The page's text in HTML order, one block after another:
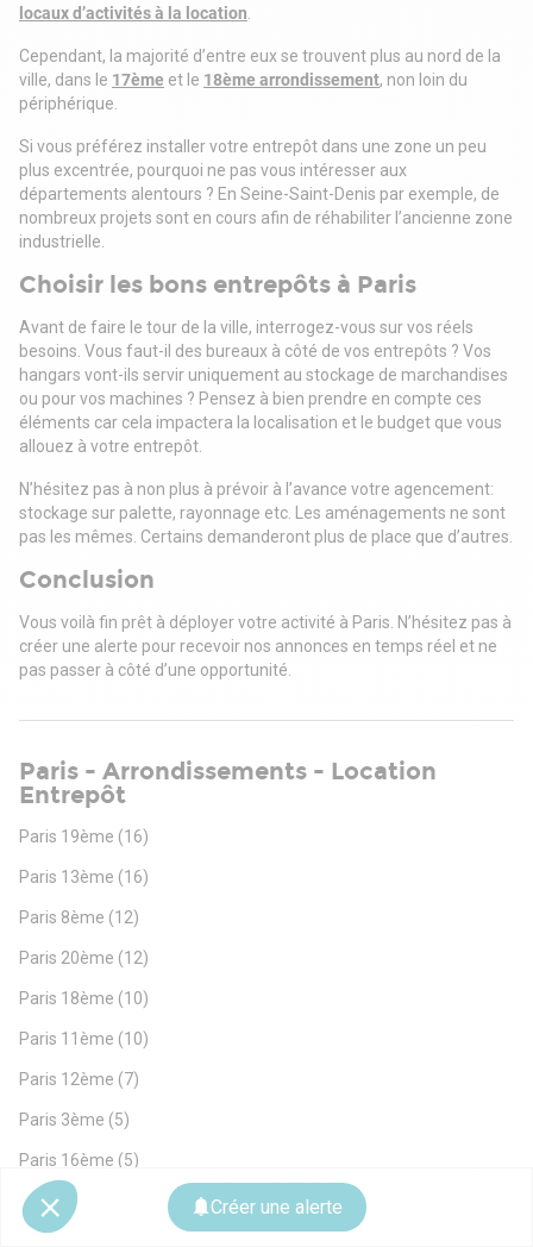
Créer une alerte
locaux d’activités à la location
Cependant, la majorité d’entre eux se trouvent plus au nord de la
ville, dans le 17ème et le 18ème arrondissement, non loin du
périphérique.
Si vous préférez installer votre entrepôt dans une zone un peu
plus excentrée, pourquoi ne pas vous intéresser aux
départements alentours ? En Seine-Saint-Denis par exemple, de
nombreux projets sont en cours afin de réhabiliter l’ancienne zone
industrielle.
Choisir les bons entrepôts à Paris
Avant de faire le tour de la ville, interrogez-vous sur vos réels
besoins. Vous faut-il des bureaux à côté de vos entrepôts ? Vos
hangars vont-ils servir uniquement au stockage de marchandises
ou pour vos machines ? Pensez à bien prendre en compte ces
éléments car cela impactera la localisation et le budget que vous
allouez à votre entrepôt.
N’hésitez pas à non plus à prévoir à l’avance votre agencement:
stockage sur palette, rayonnage etc. Les aménagements ne sont
pas les mêmes. Certains demanderont plus de place que d’autres.
Conclusion
Vous voilà fin prêt à déployer votre activité à Paris. N’hésitez pas à
créer une alerte pour recevoir nos annonces en temps réel et ne
pas passer à côté d’une opportunité.
Paris - Arrondissements - Location
Entrepôt
Paris 19ème (16)
Paris 13ème (16)
Paris 8ème (12)
Paris 20ème (12)
Paris 18ème (10)
Paris 11ème (10)
Paris 12ème (7)
Paris 3ème (5)
Paris 16ème (5)
Paris 17ème